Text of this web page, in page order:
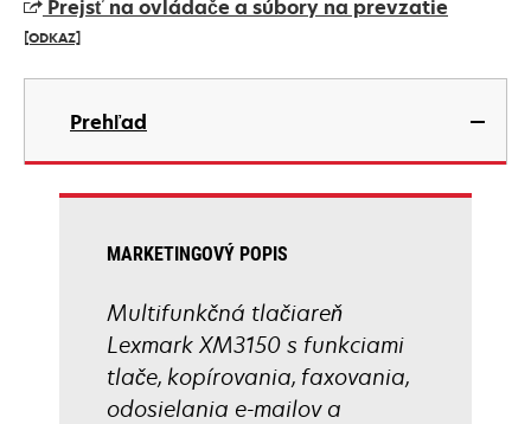
Prejsť na ovládače a súbory na prevzatie
[ODKAZ]
opens
new
Prehľad
MARKETINGOVÝ POPIS
Multifunkčná tlačiareň
Lexmark XM3150 s funkciami
tlače, kopírovania, faxovania,
odosielania e-mailov a